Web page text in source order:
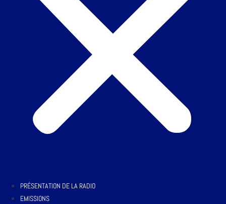
PRÉSENTATION DE LA RADIO
EMISSIONS